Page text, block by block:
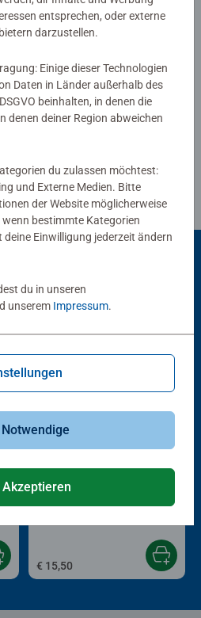
eine Bewertung
Kreativität & Lernen
€ 15,50
entsprechen, oder externe
darzustellen.
Einige dieser Technologien
Daten in Länder außerhalb des
beinhalten, in denen die
denen deiner Region abweichen
du zulassen möchtest:
und Externe Medien. Bitte
der Website möglicherweise
bestimmte Kategorien
Einwilligung jederzeit ändern
du in unseren
unserem Impressum.